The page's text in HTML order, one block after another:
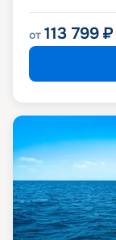
от 113 799 ₽